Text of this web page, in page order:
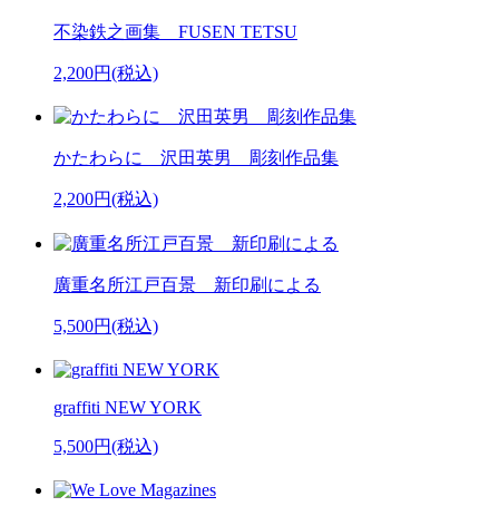
不染鉄之画集 FUSEN TETSU
2,200円(税込)
かたわらに 沢田英男 彫刻作品集
2,200円(税込)
廣重名所江戸百景 新印刷による
5,500円(税込)
graffiti NEW YORK
5,500円(税込)